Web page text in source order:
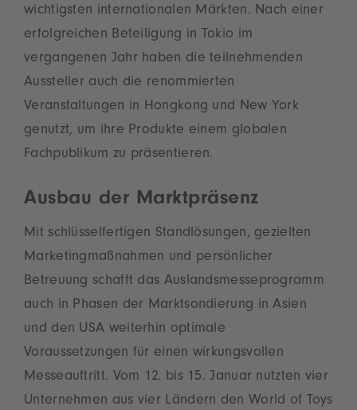
wichtigsten internationalen Märkten. Nach einer
erfolgreichen Beteiligung in Tokio im
vergangenen Jahr haben die teilnehmenden
Aussteller auch die renommierten
Veranstaltungen in Hongkong und New York
genutzt, um ihre Produkte einem globalen
Fachpublikum zu präsentieren.
Ausbau der Marktpräsenz
Mit schlüsselfertigen Standlösungen, gezielten
Marketingmaßnahmen und persönlicher
Betreuung schafft das Auslandsmesseprogramm
auch in Phasen der Marktsondierung in Asien
und den USA weiterhin optimale
Voraussetzungen für einen wirkungsvollen
Messeauftritt. Vom 12. bis 15. Januar nutzten vier
Unternehmen aus vier Ländern den World of Toys